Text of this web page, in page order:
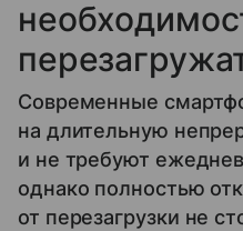
Современные
на длительную
и не требуют
однако полностью
от перезагрузки не